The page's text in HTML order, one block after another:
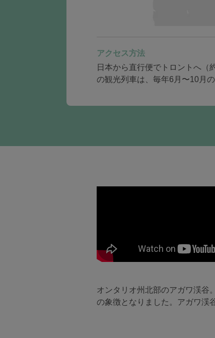
アクセス方法
日本から直行便でトロントへ（
の観光列車は、毎年6月〜10月
オンタリオ州北部のアガワ渓谷
の象徴となりました。アガワ渓